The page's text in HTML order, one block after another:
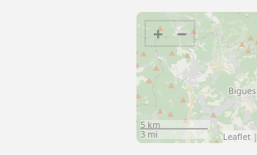
+ −
5 km
3 mi
Leaflet